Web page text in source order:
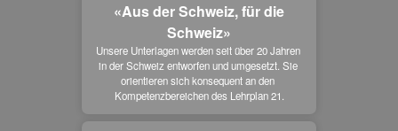
«Aus der Schweiz, für die
Schweiz»
Unsere Unterlagen werden seit über 20 Jahren
in der Schweiz entworfen und umgesetzt. Sie
orientieren sich konsequent an den
Kompetenzbereichen des Lehrplan 21.